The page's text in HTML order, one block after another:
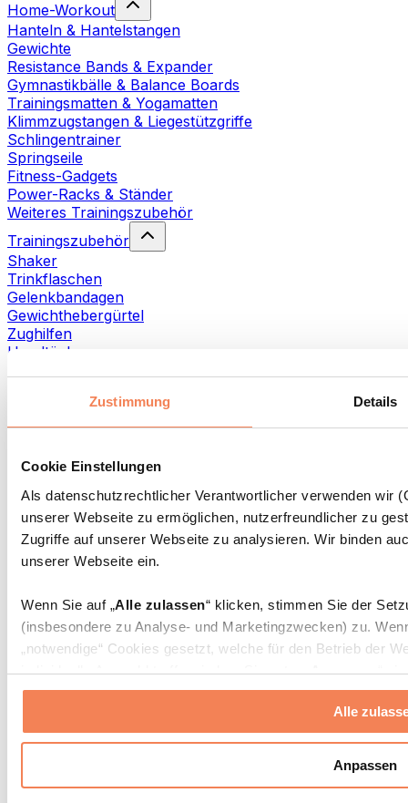
Zustimmung Details
Cookie Einstellungen
Als datenschutzrechtlicher Verantwortlicher verwenden wir
unserer Webseite zu ermöglichen, nutzerfreundlicher zu
Zugriffe auf unserer Webseite zu analysieren. Wir binden
unserer Webseite ein.
Wenn Sie auf „Alle zulassen“ klicken, stimmen Sie der
(insbesondere zu Analyse- und Marketingzwecken) zu.
„notwendige“ Cookies gesetzt, welche für den Betrieb der
individuelle Auswahl treffen, indem Sie unter „Anpassen“
erlauben“ klicken.
Weitere Informationen über die Verarbeitung Ihrer Daten
Datenschutzerklärung
Alle
Anpassen
Home-Workout
Hanteln & Hantelstangen
Gewichte
Resistance Bands & Expander
Gymnastikbälle & Balance Boards
Trainingsmatten & Yogamatten
Klimmzugstangen & Liegestützgriffe
Schlingentrainer
Springseile
Fitness-Gadgets
Power-Racks & Ständer
Weiteres Trainingszubehör
Trainingszubehör
Shaker
Trinkflaschen
Gelenkbandagen
Gewichthebergürtel
Zughilfen
Handtücher
Faszien- und Massagerollen
Weitere Rehabilitationshilfen
Taschen & Rucksäcke
Essenstaschen und Meal-Prep-Zubehör
Sporttaschen
Zubehör nach Aktivität
Laufen
Kampfsport
Yoga & Pilates
Wandern
Rotlichttherapie